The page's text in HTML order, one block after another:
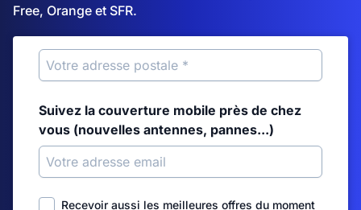
Free, Orange et SFR.
Suivez la couverture mobile près de chez
vous (nouvelles antennes, pannes...)
Recevoir aussi les meilleures offres du moment